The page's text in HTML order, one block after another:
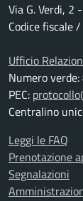
Via G. Verdi, 2
Codice fiscale
Ufficio
Numero
PEC:
Centralino
Leggi le FAQ
Prenotazione
Segnalazioni